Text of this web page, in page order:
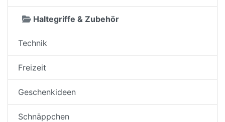
Haltegriffe & Zubehör
Technik
Freizeit
Geschenkideen
Schnäppchen